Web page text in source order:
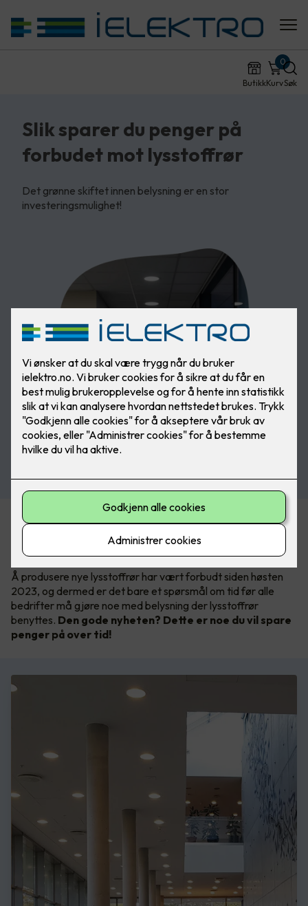
ButikkKurv
0
Søk
Slik sparer du penger på
forbudet mot lysstoffrør
Det grønne skiftet innen belysning er en stor
investeringsmulighet!
En av konsekvensene av RoHS-direktivet, som har til hensikt
å begrense bruken av miljøskadelige stoffer, er at lysstoffrør
avvikles.
Å produsere nye lysstoffrør har vært forbudt siden høsten
2023, og dermed er det bare et spørsmål om tid før alle
bedrifter må gjøre noe med belysning der lysstoffrør
benyttes. Den gode nyheten? Dette er noe du vil spare
penger på over tid!